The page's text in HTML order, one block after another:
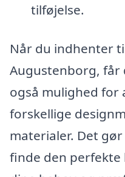
tilføjelse.
Når du indhenter
Augustenborg, får
også mulighed for
forskellige
materialer. Det
finde den